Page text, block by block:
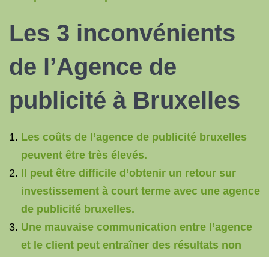
Les 3 inconvénients
de l’Agence de
publicité à Bruxelles
Les coûts de l’agence de publicité bruxelles
peuvent être très élevés.
Il peut être difficile d’obtenir un retour sur
investissement à court terme avec une agence
de publicité bruxelles.
Une mauvaise communication entre l’agence
et le client peut entraîner des résultats non